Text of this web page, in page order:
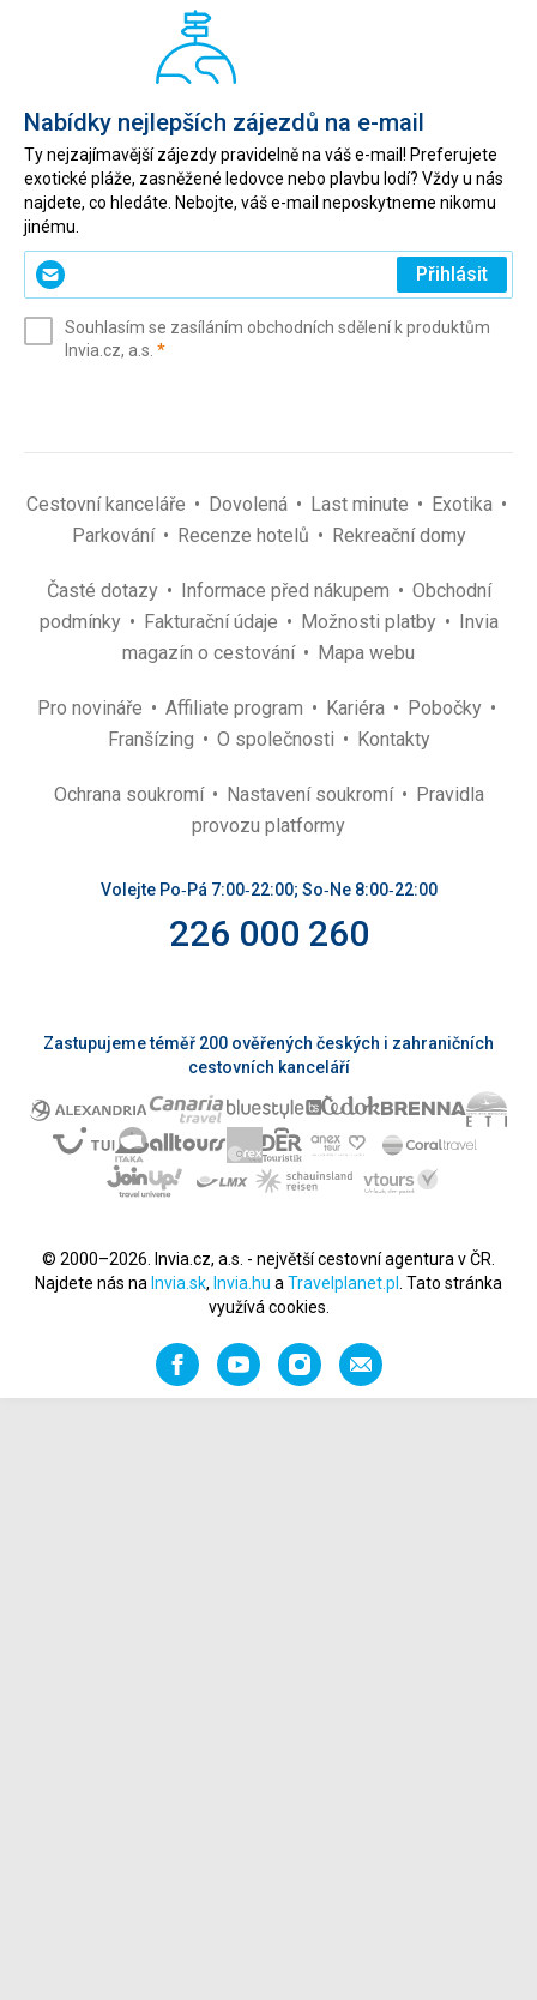
Nabídky nejlepších zájezdů na e-mail
Ty nejzajímavější zájezdy pravidelně na váš e-mail! Preferujete
exotické pláže, zasněžené ledovce nebo plavbu lodí? Vždy u nás
najdete, co hledáte. Nebojte, váš e-mail neposkytneme nikomu
jinému.
Zadejte
svůj
(povinné)
Přihlásit
Souhlasím se zasíláním obchodních sdělení k produktům
Invia.cz, a.s. *(povinné)
Cestovní kanceláře Dovolená Last minute
Exotika
Parkování
Recenze hotelů Rekreační domy
Časté dotazy Informace před nákupem
Obchodní
podmínky
Fakturační údaje Možnosti platby
Invia
magazín o cestování
Mapa webu
Pro novináře Affiliate program Kariéra
Pobočky
Franšízing
O společnosti Kontakty
Ochrana soukromí Nastavení soukromí
Pravidla
provozu platformy
Volejte Po‑Pá 7:00‑22:00; So‑Ne 8:00‑22:00
226 000 260
Zastupujeme téměř 200 ověřených českých i zahraničních
cestovních kanceláří
© 2000–2026. Invia.cz, a.s. - největší cestovní agentura v ČR.
Najdete nás na Invia.sk, Invia.hu a Travelplanet.pl
. Tato stránka
využívá cookies.
FacebookYouTubeInstagramNapište
nám